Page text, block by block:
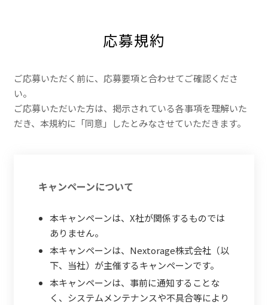
応募規約
ご応募いただく前に、応募要項と合わせてご確認くださ
い。
ご応募いただいた方は、掲示されている各事項を理解いた
だき、本規約に「同意」したとみなさせていただきます。
キャンペーンについて
本キャンペーンは、X社が関係するものでは
ありません。
本キャンペーンは、Nextorage株式会社（以
下、当社）が主催するキャンペーンです。
本キャンペーンは、事前に通知することな
く、システムメンテナンスや不具合等により